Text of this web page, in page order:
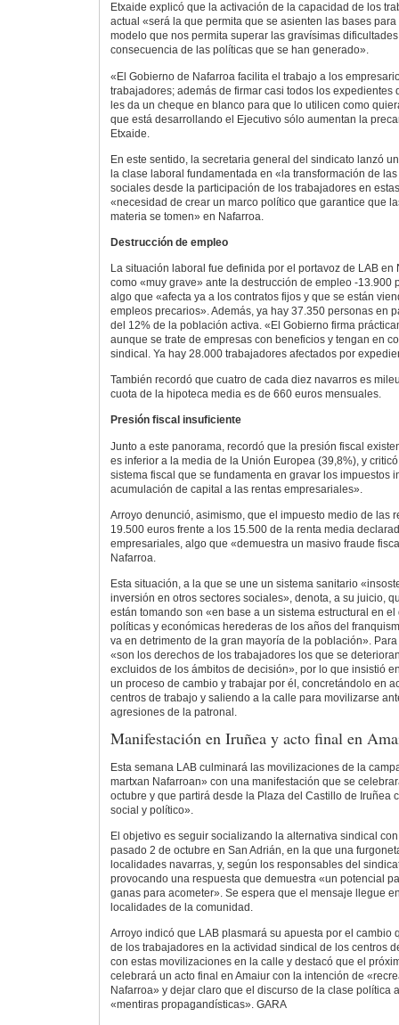
Etxaide explicó que la activación de la capacidad de los
actual «será la que permita que se asienten las bases
modelo que nos permita superar las gravísimas
consecuencia de las políticas que se han generado».
«El Gobierno de Nafarroa facilita el trabajo a los
trabajadores; además de firmar casi todos los expedientes
les da un cheque en blanco para que lo utilicen como
que está desarrollando el Ejecutivo sólo aumentan la
Etxaide.
En este sentido, la secretaria general del sindicato lanzó
la clase laboral fundamentada en «la transformación de
sociales desde la participación de los trabajadores en
«necesidad de crear un marco político que garantice que
materia se tomen» en Nafarroa.
Destrucción de empleo
La situación laboral fue definida por el portavoz de LAB en
como «muy grave» ante la destrucción de empleo -13.900
algo que «afecta ya a los contratos fijos y que se están
empleos precarios». Además, ya hay 37.350 personas en
del 12% de la población activa. «El Gobierno firma
aunque se trate de empresas con beneficios y tengan en
sindical. Ya hay 28.000 trabajadores afectados por
También recordó que cuatro de cada diez navarros es
cuota de la hipoteca media es de 660 euros mensuales.
Presión fiscal insuficiente
Junto a este panorama, recordó que la presión fiscal
es inferior a la media de la Unión Europea (39,8%), y
sistema fiscal que se fundamenta en gravar los impuestos
acumulación de capital a las rentas empresariales».
Arroyo denunció, asimismo, que el impuesto medio de las
19.500 euros frente a los 15.500 de la renta media
empresariales, algo que «demuestra un masivo fraude
Nafarroa.
Esta situación, a la que se une un sistema sanitario
inversión en otros sectores sociales», denota, a su juicio,
están tomando son «en base a un sistema estructural en
políticas y económicas herederas de los años del
va en detrimento de la gran mayoría de la población».
«son los derechos de los trabajadores los que se
excluidos de los ámbitos de decisión», por lo que insistió
un proceso de cambio y trabajar por él, concretándolo en
centros de trabajo y saliendo a la calle para movilizarse
agresiones de la patronal.
Manifestación en Iruñea y acto final en
Esta semana LAB culminará las movilizaciones de la
martxan Nafarroan» con una manifestación que se
octubre y que partirá desde la Plaza del Castillo de Iruñea
social y político».
El objetivo es seguir socializando la alternativa sindical
pasado 2 de octubre en San Adrián, en la que una
localidades navarras, y, según los responsables del
provocando una respuesta que demuestra «un potencial
ganas para acometer». Se espera que el mensaje llegue
localidades de la comunidad.
Arroyo indicó que LAB plasmará su apuesta por el cambio
de los trabajadores en la actividad sindical de los centros
con estas movilizaciones en la calle y destacó que el
celebrará un acto final en Amaiur con la intención de
Nafarroa» y dejar claro que el discurso de la clase política
«mentiras propagandísticas». GARA